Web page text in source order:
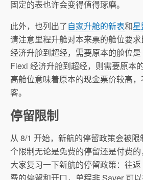
固定的表也许会变得值得琢磨。
此外，也列出了自家升舱的新表和
请注意里程升舱对本来票的舱位要
经济升舱到超经，需要原本的舱位
Flexi 经济升舱到超经，则需要原本
高舱位意味着原本的现金票价较高
客。
停留限制
从 8/1 开始，新航的停留政策会被
个限制无论是免费的停留还是付费
大家复习一下新航的停留政策：往